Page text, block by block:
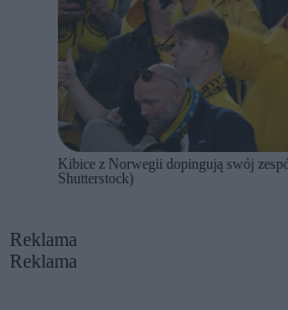
Kibice z Norwegii dopingują swój
Shutterstock)
Reklama
Reklama